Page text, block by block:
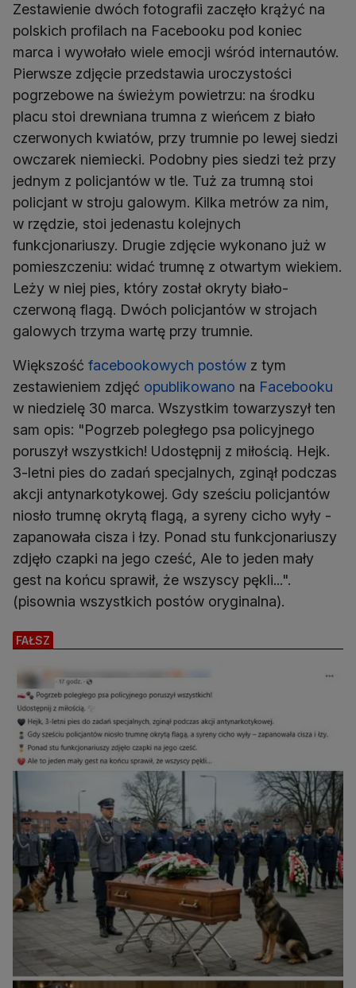
Zestawienie dwóch fotografii zaczęło krążyć na
polskich profilach na Facebooku pod koniec
marca i wywołało wiele emocji wśród internautów.
Pierwsze zdjęcie przedstawia uroczystości
pogrzebowe na świeżym powietrzu: na środku
placu stoi drewniana trumna z wieńcem z biało
czerwonych kwiatów, przy trumnie po lewej siedzi
owczarek niemiecki. Podobny pies siedzi też przy
jednym z policjantów w tle. Tuż za trumną stoi
policjant w stroju galowym. Kilka metrów za nim,
w rzędzie, stoi jedenastu kolejnych
funkcjonariuszy. Drugie zdjęcie wykonano już w
pomieszczeniu: widać trumnę z otwartym wiekiem.
Leży w niej pies, który został okryty biało-
czerwoną flagą. Dwóch policjantów w strojach
galowych trzyma wartę przy trumnie.
Większość facebookowych postów z tym
zestawieniem zdjęć opublikowano na Facebooku
w niedzielę 30 marca. Wszystkim towarzyszył ten
sam opis: "Pogrzeb poległego psa policyjnego
poruszył wszystkich! Udostępnij z miłością. Hejk.
3-letni pies do zadań specjalnych, zginął podczas
akcji antynarkotykowej. Gdy sześciu policjantów
niosło trumnę okrytą flagą, a syreny cicho wyły -
zapanowała cisza i łzy. Ponad stu funkcjonariuszy
zdjęło czapki na jego cześć, Ale to jeden mały
gest na końcu sprawił, że wszyscy pękli...".
(pisownia wszystkich postów oryginalna).
FAŁSZ